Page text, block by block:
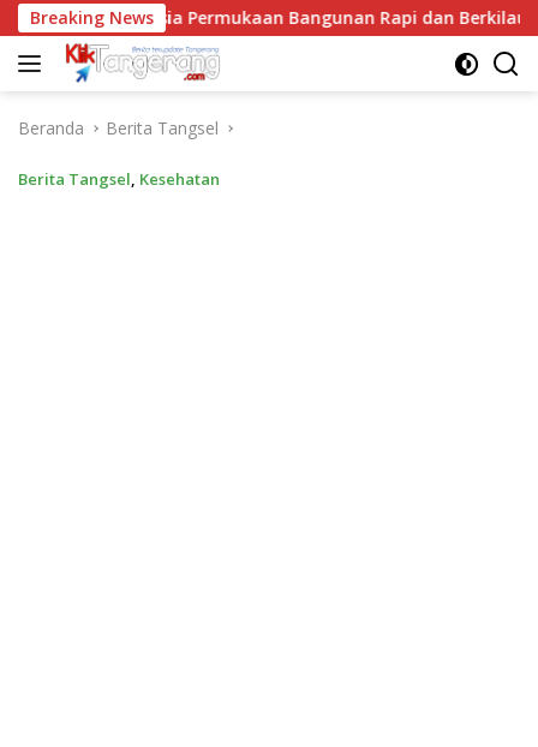
Langsung
ke
konten
Breaking News
Rahasia Permukaan Bangunan Rapi dan Berkilau
Beranda Berita Tangsel
Berita Tangsel, Kesehatan